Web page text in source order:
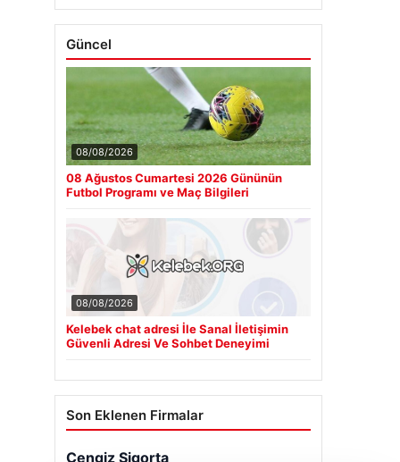
Güncel
08/08/2026
08 Ağustos Cumartesi 2026 Gününün
Futbol Programı ve Maç Bilgileri
08/08/2026
Kelebek chat adresi İle Sanal İletişimin
Güvenli Adresi Ve Sohbet Deneyimi
Son Eklenen Firmalar
Cengiz Sigorta